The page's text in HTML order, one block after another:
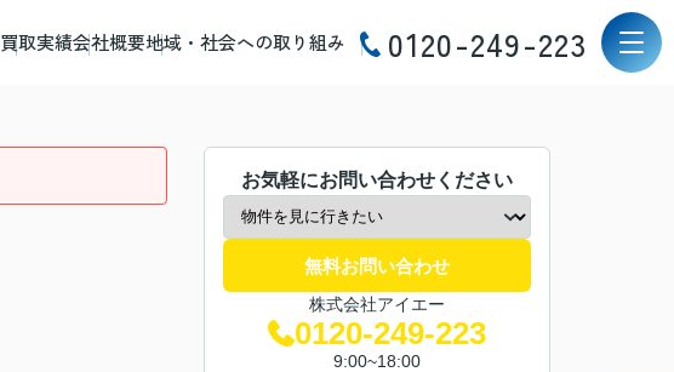
買取実績会社概要地域・社会への取り組み 0120-249-223
お気軽にお問い合わせください
無料お問い合わせ
株式会社アイエー
0120-249-223
9:00~18:00